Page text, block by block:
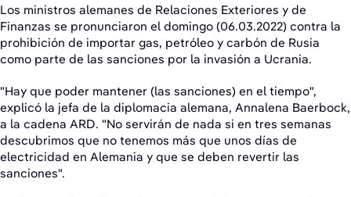
Los ministros alemanes de Relaciones Exteriores y de
Finanzas se pronunciaron el domingo (06.03.2022) contra la
prohibición de importar gas, petróleo y carbón de Rusia
como parte de las sanciones por la invasión a Ucrania.
"Hay que poder mantener (las sanciones) en el tiempo",
explicó la jefa de la diplomacia alemana, Annalena Baerbock,
a la cadena ARD. "No servirán de nada si en tres semanas
descubrimos que no tenemos más que unos días de
electricidad en Alemania y que se deben revertir las
sanciones".